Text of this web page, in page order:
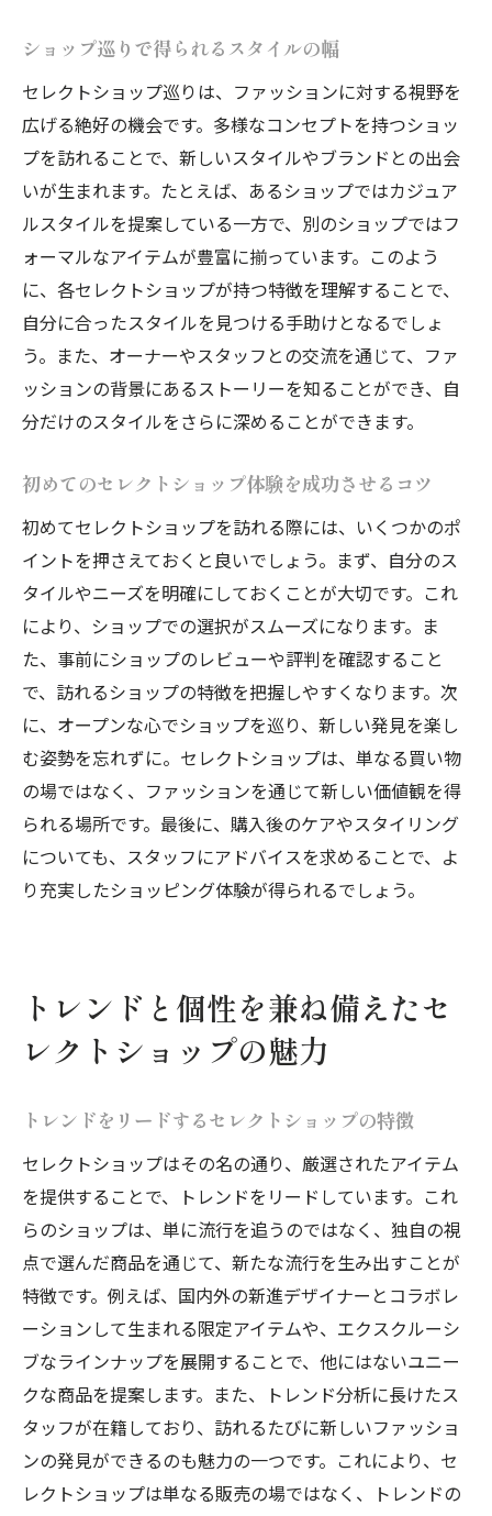
ショップ巡りで得られるスタイルの幅
セレクトショップ巡りは、ファッションに対する視野を
広げる絶好の機会です。多様なコンセプトを持つショッ
プを訪れることで、新しいスタイルやブランドとの出会
いが生まれます。たとえば、あるショップではカジュア
ルスタイルを提案している一方で、別のショップではフ
ォーマルなアイテムが豊富に揃っています。このよう
に、各セレクトショップが持つ特徴を理解することで、
自分に合ったスタイルを見つける手助けとなるでしょ
う。また、オーナーやスタッフとの交流を通じて、ファ
ッションの背景にあるストーリーを知ることができ、自
分だけのスタイルをさらに深めることができます。
初めてのセレクトショップ体験を成功させるコツ
初めてセレクトショップを訪れる際には、いくつかのポ
イントを押さえておくと良いでしょう。まず、自分のス
タイルやニーズを明確にしておくことが大切です。これ
により、ショップでの選択がスムーズになります。ま
た、事前にショップのレビューや評判を確認すること
で、訪れるショップの特徴を把握しやすくなります。次
に、オープンな心でショップを巡り、新しい発見を楽し
む姿勢を忘れずに。セレクトショップは、単なる買い物
の場ではなく、ファッションを通じて新しい価値観を得
られる場所です。最後に、購入後のケアやスタイリング
についても、スタッフにアドバイスを求めることで、よ
り充実したショッピング体験が得られるでしょう。
トレンドと個性を兼ね備えたセ
レクトショップの魅力
トレンドをリードするセレクトショップの特徴
セレクトショップはその名の通り、厳選されたアイテム
を提供することで、トレンドをリードしています。これ
らのショップは、単に流行を追うのではなく、独自の視
点で選んだ商品を通じて、新たな流行を生み出すことが
特徴です。例えば、国内外の新進デザイナーとコラボレ
ーションして生まれる限定アイテムや、エクスクルーシ
ブなラインナップを展開することで、他にはないユニー
クな商品を提案します。また、トレンド分析に長けたス
タッフが在籍しており、訪れるたびに新しいファッショ
ンの発見ができるのも魅力の一つです。これにより、セ
レクトショップは単なる販売の場ではなく、トレンドの